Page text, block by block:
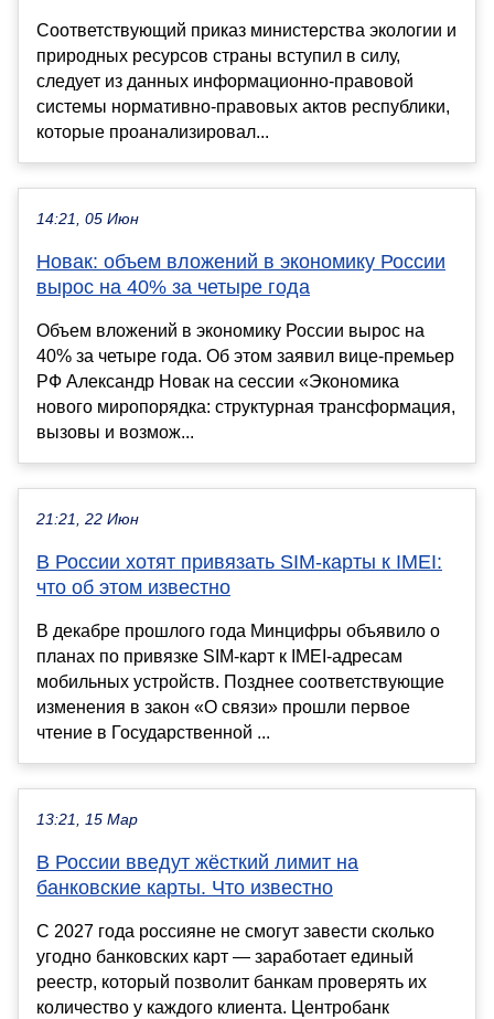
Соответствующий приказ министерства экологии и
природных ресурсов страны вступил в силу,
следует из данных информационно-правовой
системы нормативно-правовых актов республики,
которые проанализировал...
14:21, 05 Июн
Новак: объем вложений в экономику России
вырос на 40% за четыре года
Объем вложений в экономику России вырос на
40% за четыре года. Об этом заявил вице-премьер
РФ Александр Новак на сессии «Экономика
нового миропорядка: структурная трансформация,
вызовы и возмож...
21:21, 22 Июн
В России хотят привязать SIM-карты к IMEI:
что об этом известно
В декабре прошлого года Минцифры объявило о
планах по привязке SIM-карт к IMEI-адресам
мобильных устройств. Позднее соответствующие
изменения в закон «О связи» прошли первое
чтение в Государственной ...
13:21, 15 Мар
В России введут жёсткий лимит на
банковские карты. Что известно
С 2027 года россияне не смогут завести сколько
угодно банковских карт — заработает единый
реестр, который позволит банкам проверять их
количество у каждого клиента. Центробанк